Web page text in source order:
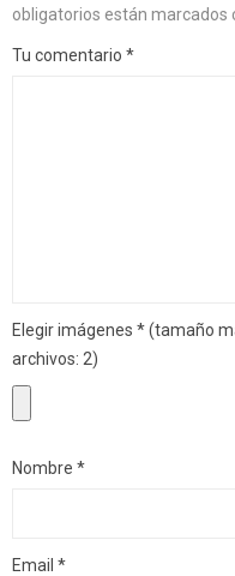
obligatorios están marcados
Tu comentario *
Elegir imágenes *(tamaño
archivos: 2)
Nombre *
Email *